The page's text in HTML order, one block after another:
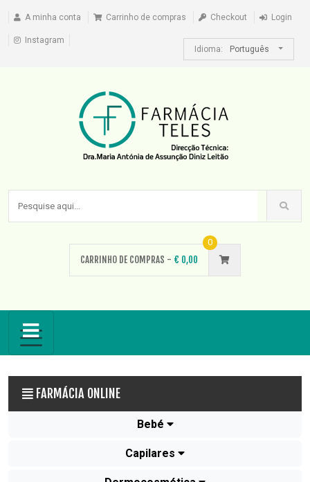
A minha conta Carrinho de compras Checkout Login
Instagram
Idioma:
Português
CARRINHO DE COMPRAS - € 0,00
0
FARMÁCIA ONLINE
Bebé
Capilares